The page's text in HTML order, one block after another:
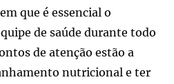
que é essencial o
de saúde durante todo
de atenção estão a
nutricional e ter